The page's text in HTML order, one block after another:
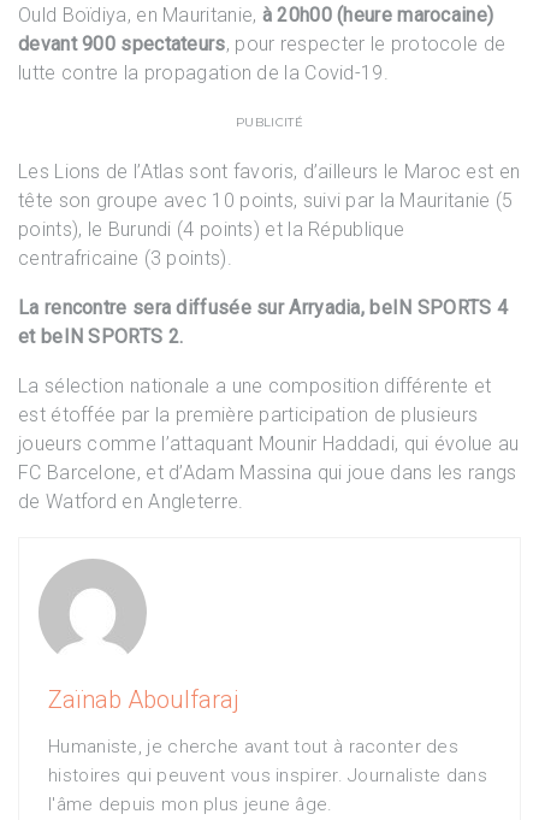
Ould Boïdiya, en Mauritanie, à 20h00 (heure marocaine)
devant 900 spectateurs, pour respecter le protocole de
lutte contre la propagation de la Covid-19.
PUBLICITÉ
Les Lions de l’Atlas sont favoris, d’ailleurs le Maroc est en
tête son groupe avec 10 points, suivi par la Mauritanie (5
points), le Burundi (4 points) et la République
centrafricaine (3 points).
La rencontre sera diffusée sur Arryadia, beIN SPORTS 4
et beIN SPORTS 2.
La sélection nationale a une composition différente et
est étoffée par la première participation de plusieurs
joueurs comme l’attaquant Mounir Haddadi, qui évolue au
FC Barcelone, et d’Adam Massina qui joue dans les rangs
de Watford en Angleterre.
Zaïnab Aboulfaraj
Humaniste, je cherche avant tout à raconter des
histoires qui peuvent vous inspirer. Journaliste dans
l'âme depuis mon plus jeune âge.